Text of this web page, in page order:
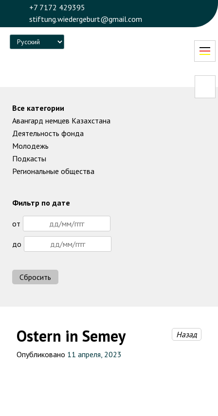
+7 7172 429395
stiftung.wiedergeburt@gmail.com
Language
Ostern in Semey Назад
Опубликовано 11 апреля, 2023
Все категории
Авангард немцев Казахстана
Деятельность фонда
Молодежь
Подкасты
Региональные общества
Фильтр по дате
от
до
Сбросить